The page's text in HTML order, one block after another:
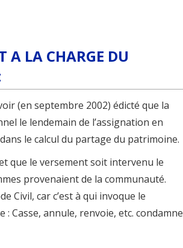
A LA CHARGE DU
(en septembre 2002) édicté que la
le lendemain de l’assignation en
le calcul du partage du patrimoine.
que le versement soit intervenu le
provenaient de la communauté.
Civil, car c’est à qui invoque le
Casse, annule, renvoie, etc. condamne